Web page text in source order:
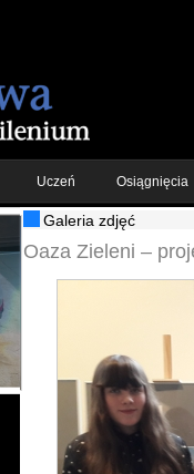
Uczeń Osiągnięcia
Galeria zdjęć
Oaza Zieleni –